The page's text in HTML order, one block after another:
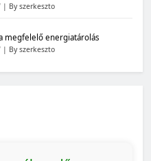
By szerkeszto
megfelelő energiatárolás
By szerkeszto